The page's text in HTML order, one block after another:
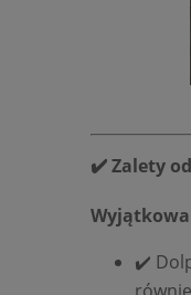
✔️ Zalety
✔️